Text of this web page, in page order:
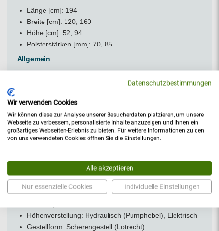
Länge [cm]: 194
Breite [cm]: 120, 160
Höhe [cm]: 52, 94
Polsterstärken [mm]: 70, 85
Allgemein
Einsatzbereich: Untersuchung, Therapie & Reha, Pflege
Belastbarkeit [kg]: 200, nach IEC 60601 mit 4-facher
Eigenschaften, Kriterien: Mobil (Laufrollen /
Rädergestell), Zubehör (Gitter / Halter / etc.),
Sonderanfertigung möglich
Hersteller: AGA
Modell: 120
Versandart: Spedition
Gestell
Höhenverstellung: Hydraulisch (Pumphebel), Elektrisch
Gestellform: Scherengestell (Lotrecht)
Datenschutzbestimmungen
Wir verwenden Cookies
Wir können diese zur Analyse unserer Besucherdaten platzieren, um unsere
Webseite zu verbessern, personalisierte Inhalte anzuzeigen und Ihnen ein
großartiges Webseiten-Erlebnis zu bieten. Für weitere Informationen zu den
von uns verwendeten Cookies öffnen Sie die Einstellungen.
Alle akzeptieren
Nur essenzielle Cookies Individuelle Einstellungen